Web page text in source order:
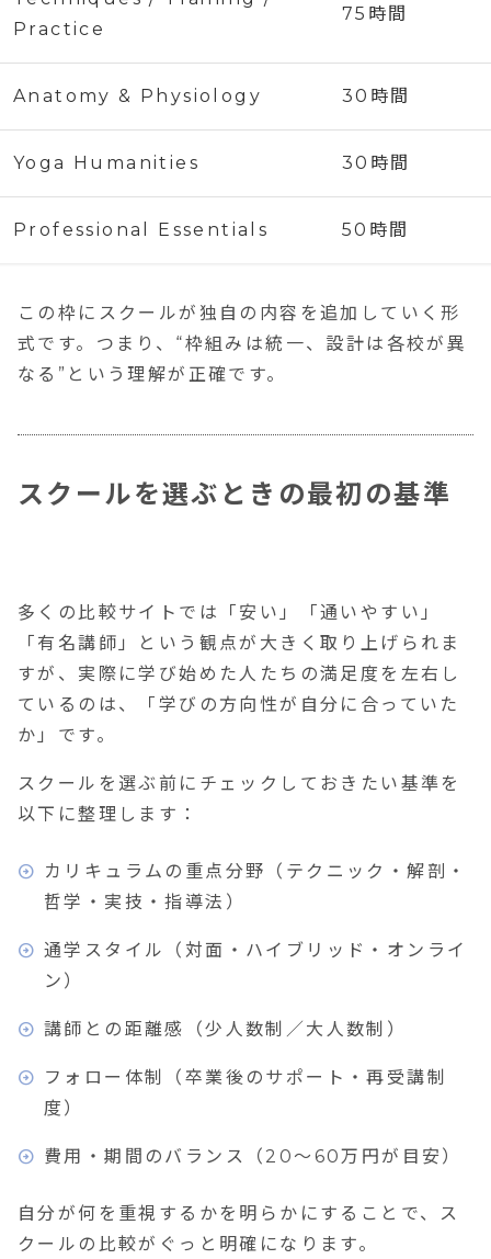
Practice
75時間
Anatomy & Physiology 30時間
Yoga Humanities 30時間
Professional Essentials 50時間
この枠にスクールが独自の内容を追加していく形
式です。つまり、“枠組みは統一、設計は各校が異
なる”という理解が正確です。
スクールを選ぶときの最初の基準
多くの比較サイトでは「安い」「通いやすい」
「有名講師」という観点が大きく取り上げられま
すが、実際に学び始めた人たちの満足度を左右し
ているのは、「学びの方向性が自分に合っていた
か」です。
スクールを選ぶ前にチェックしておきたい基準を
以下に整理します：
カリキュラムの重点分野（テクニック・解剖・
哲学・実技・指導法）
通学スタイル（対面・ハイブリッド・オンライ
ン）
講師との距離感（少人数制／大人数制）
フォロー体制（卒業後のサポート・再受講制
度）
費用・期間のバランス（20〜60万円が目安）
自分が何を重視するかを明らかにすることで、ス
クールの比較がぐっと明確になります。